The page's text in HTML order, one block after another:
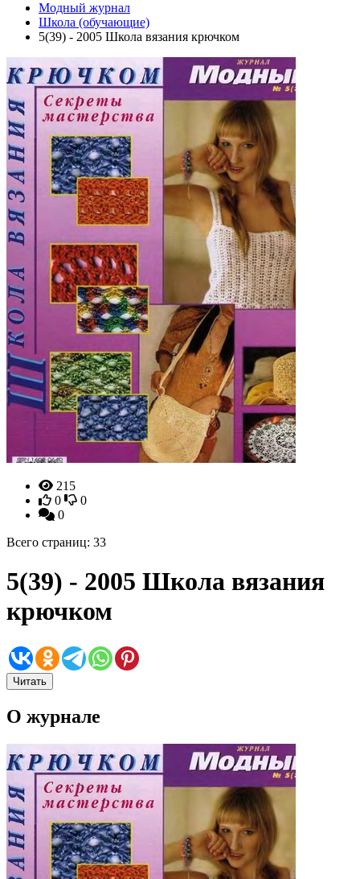
Модный журнал
Школа (обучающие)
5(39) - 2005 Школа вязания крючком
215
0
0
0
Всего страниц: 33
5(39) - 2005 Школа вязания
крючком
Читать
О журнале